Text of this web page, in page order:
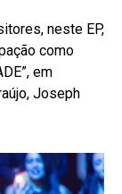
neste EP,
como
em
Joseph